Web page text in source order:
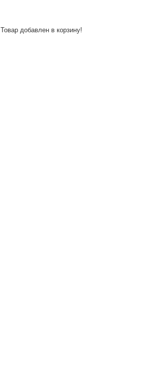
Товар добавлен в корзину!